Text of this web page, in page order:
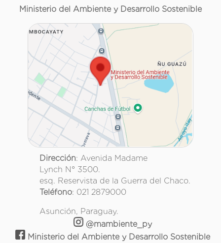
Ministerio del Ambiente y Desarrollo Sostenible
Dirección: Avenida Madame
Lynch N° 3500.
esq. Reservista de la Guerra del Chaco.
Teléfono: 021 2879000
Asunción, Paraguay.
@mambiente_py
Ministerio del Ambiente y Desarrollo Sostenible